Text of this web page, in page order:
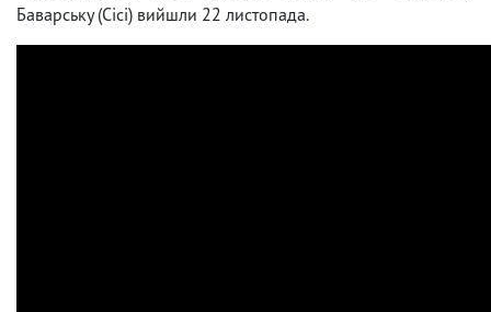
Баварську (Сісі) вийшли 22 листопада.